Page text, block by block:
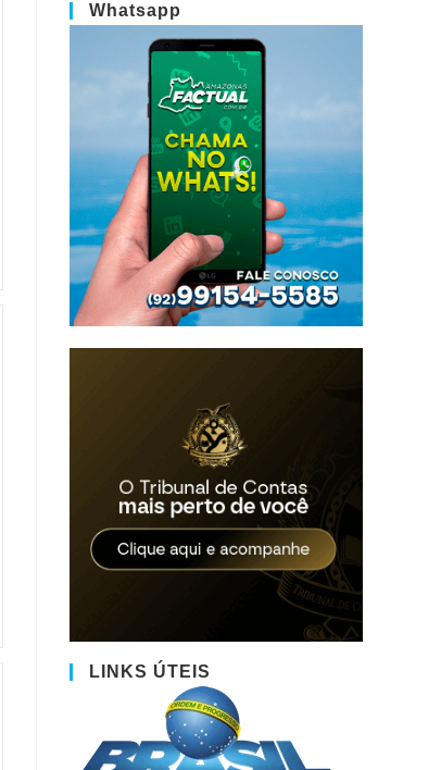
Whatsapp
LINKS ÚTEIS